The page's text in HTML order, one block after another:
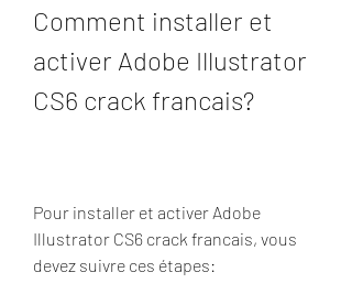
Comment installer et
activer Adobe Illustrator
CS6 crack francais?
Pour installer et activer Adobe
Illustrator CS6 crack francais, vous
devez suivre ces étapes: